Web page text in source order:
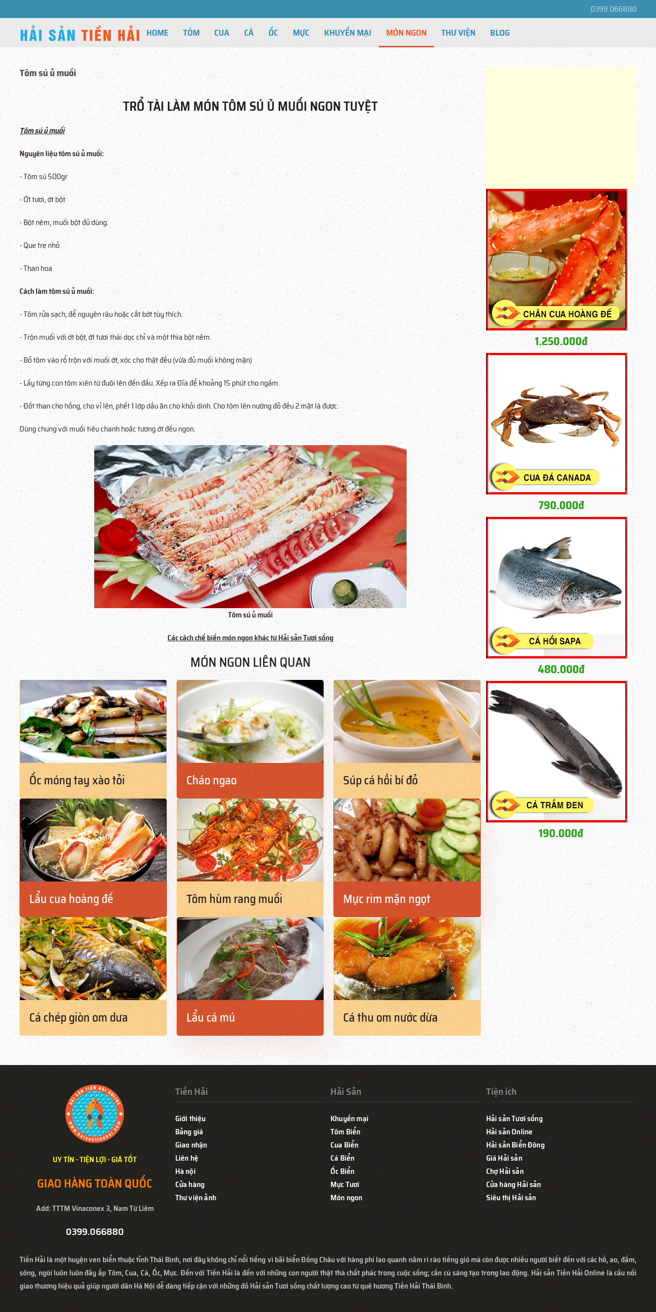
0399.066880
HOME TÔM CUA CÁ ỐC MỰC KHUYẾN MẠI MÓN NGON THƯ VIỆN BLOG
Tôm sú ủ muối
TRỔ TÀI LÀM MÓN TÔM SÚ Ủ MUỐI NGON TUYỆT
Tôm sú ủ muối
Nguyên liệu tôm sú ủ muối:
- Tôm sú 500gr
- Ớt tươi, ớt bột
- Bột nêm, muối bột đủ dùng.
- Que tre nhỏ
- Than hoa
Cách làm tôm sú ủ muối:
- Tôm rửa sạch, để nguyên râu hoặc cắt bớt tùy thích.
- Trộn muối với ớt bột, ớt tươi thái dọc chỉ và một thìa bột nêm.
- Bỏ tôm vào rổ trộn với muối ớt, xóc cho thật đều (vừa đủ muối không mặn)
- Lấy từng con tôm xiên từ đuôi lên đến đầu. Xếp ra Đĩa để khoảng 15 phút cho ngấm.
- Đốt than cho hồng, cho vỉ lên, phết 1 lớp dầu ăn cho khỏi dính. Cho tôm lên nướng đỏ đều 2 mặt là được.
Dùng chung với muối tiêu chanh hoặc tương ớt đều ngon.
Tôm sú ủ muối
Các cách chế biến món ngon khác từ Hải sản Tươi sống
MÓN NGON LIÊN QUAN
Ốc móng tay xào tỏi Cháo ngao Súp cá hồi bí đỏ
Lẩu cua hoàng đế Tôm hùm rang muối Mực rim mặn ngọt
Cá chép giòn om dưa Lẩu cá mú Cá thu om nước dừa
1.250.000đ
790.000đ
480.000đ
190.000đ
UY TÍN - TIỆN LỢI - GIÁ TỐT
GIAO HÀNG TOÀN QUỐC
Add: TTTM Vinaconex 3, Nam Từ Liêm
0399.066880
Tiền Hải
Giới thiệu
Bảng giá
Giao nhận
Liên hệ
Hà nội
Cửa hàng
Thư viện ảnh
Hải Sản
Khuyến mại
Tôm Biển
Cua Biển
Cá Biển
Ốc Biển
Mực Tươi
Món ngon
Tiện ích
Hải sản Tươi sống
Hải sản Online
Hải sản Biển Đông
Giá Hải sản
Chợ Hải sản
Cửa hàng Hải sản
Siêu thị Hải sản
Tiền Hải là một huyện ven biển thuộc tỉnh Thái Bình, nơi đây không chỉ nổi tiếng vì bãi biển Đồng Châu với hàng phi lao quanh năm rì rào tiếng gió mà còn được nhiều người biết đến với các hồ, ao, đầm,
sông, ngòi luôn luôn đầy ắp Tôm, Cua, Cá, Ốc, Mực. Đến với Tiền Hải là đến với những con người thật thà chất phác trong cuộc sống; cần cù sáng tạo trong lao động. Hải sản Tiền Hải Online là cầu nối
giao thương hiệu quả giúp người dân Hà Nội dễ dàng tiếp cận với những đồ Hải sản Tươi sống chất lượng cao từ quê hương Tiền Hải Thái Bình.